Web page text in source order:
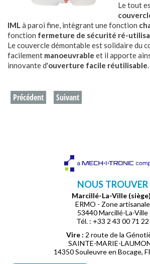
Le tout
IMLà paroi fine, intègrant une fonction
fonction fermeture de sécurité ré-
Le couvercle démontable est solidaire du
facilement manoeuvrable et il apporte
innovante d'ouverture facile réutilisable.
Précédent Suivant
NOUS TROUVER
Marcillé-La-Ville
ERMO - Zone artisanale
53440 Marcillé-La-Ville
Tél. : +33 2 43 00 71 22
Vire : 2 route de la
SAINTE-MARIE-
14350 Souleuvre en Bocage,